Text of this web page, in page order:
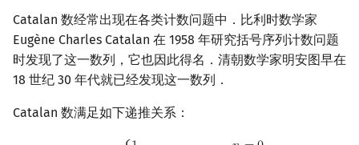
搜
索
如何参与
OI Wiki 不是什么
格式手册
题型
学习路线
学习资源
常见错误
常见技巧
VS Code
Atom
Eclipse
评测工具 Cena
CCR Plus
Lemon
命令行
命令行编译与调试
Generator
Validator
Interactor
变量
运算
流程控制语句
C++ 标准库 STL 算法
bitset
string
C++ 进阶
值类别
重载运算符
引用
C++ 与其他常用语言的区别
枚举
模拟
递归 & 分治
冒泡排序
插入排序
计数排序
BFS（搜索）
双向搜索
启发式搜索
记忆化搜索
背包 DP
区间 DP
斜率优化
四边形不等式优化
Slope Trick 优化
标准库
字符串匹配
字符串哈希
平衡三进制
格雷码
素数
最大公约数
欧拉函数
快速傅里叶变换
快速数论变换
快速沃尔什变换
常见形式
代数推演
组合意义
内积和外积
矩阵
初等变换
环论
域论
Schreier–Sims 算法
随机变量
随机变量的数字特征
概率不等式
零和游戏
非公平组合游戏
高斯消元
牛顿迭代法
队列
链表
哈希表
配对堆
左偏树
块状链表
树分块
Sqrt Tree
李超线段树
猫树
区间最值操作 & 区间历史
Splay 树
WBLT
替罪羊树
可持久化块状数组
可持久化平衡树
可持久化字典树
线段树套平衡树
树状数组套权值线段树
分块套树状数组
Euler Tour Tree
Top Tree
图的存储
DFS（图论）
BFS（图论）
树的中心
树的重心
最近公共祖先
k 短路
同余最短路
最小直径生成树
割点和桥
圆方树
点/边连通度
最小割
费用流
上下界网络流
二分图最大权匹配
一般图最大匹配
一般图最大权匹配
三维计算几何基础
距离
Pick 定理
双指针
离线算法
整体二分
莫队算法
分数规划
爬山算法
模拟退火
括号序列
线段树与离线询问
Catalan 数经常出现在各类计数问题中．比利时数学家
Eugène Charles Catalan 在 1958 年研究括号序列计数问题
时发现了这一数列，它也因此得名．清朝数学家明安图早在
18 世纪 30 年代就已经发现这一数列．
Catalan 数满足如下递推关系：